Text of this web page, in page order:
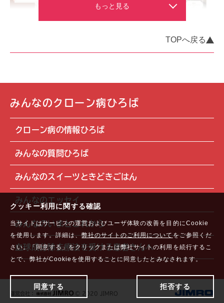
TOPへ戻る
みんなのクローン病ひろば
クローン病の情報ひろば
みんなの質問ひろば
みんなのスイーツときどきごはん
みんなのエッセイ
みんなのいまとこれから
血球成分除去療法を受ける患者さんへ
運営会社： © 2020 JIMRO
クッキー利用に関する確認
当サイトはサービスの運営およびユーザ体験の改善を目的にCookie
を使用します。詳細は、弊社のサイトのご利用についてをご参照くだ
さい。「同意する」をクリックまたは弊社サイトの利用を続行するこ
とで、弊社がCookieを使用することに同意したとみなされます。
同意する 拒否する